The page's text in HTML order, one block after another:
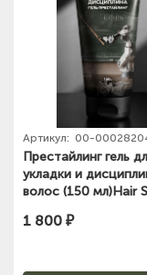
Артикул: 00-
Престайлинг гель
укладки и
волос (150 мл)Hair
1 800 ₽